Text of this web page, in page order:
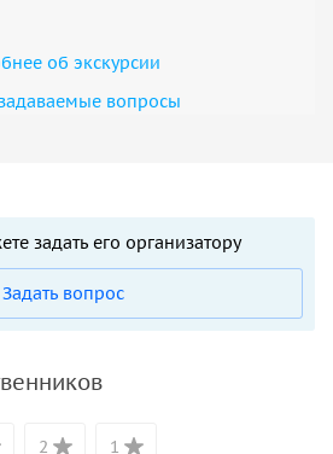
об экскурсии
вопросы
задать его организатору
Задать вопрос
2 1